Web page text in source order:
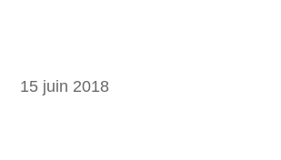
15 juin 2018